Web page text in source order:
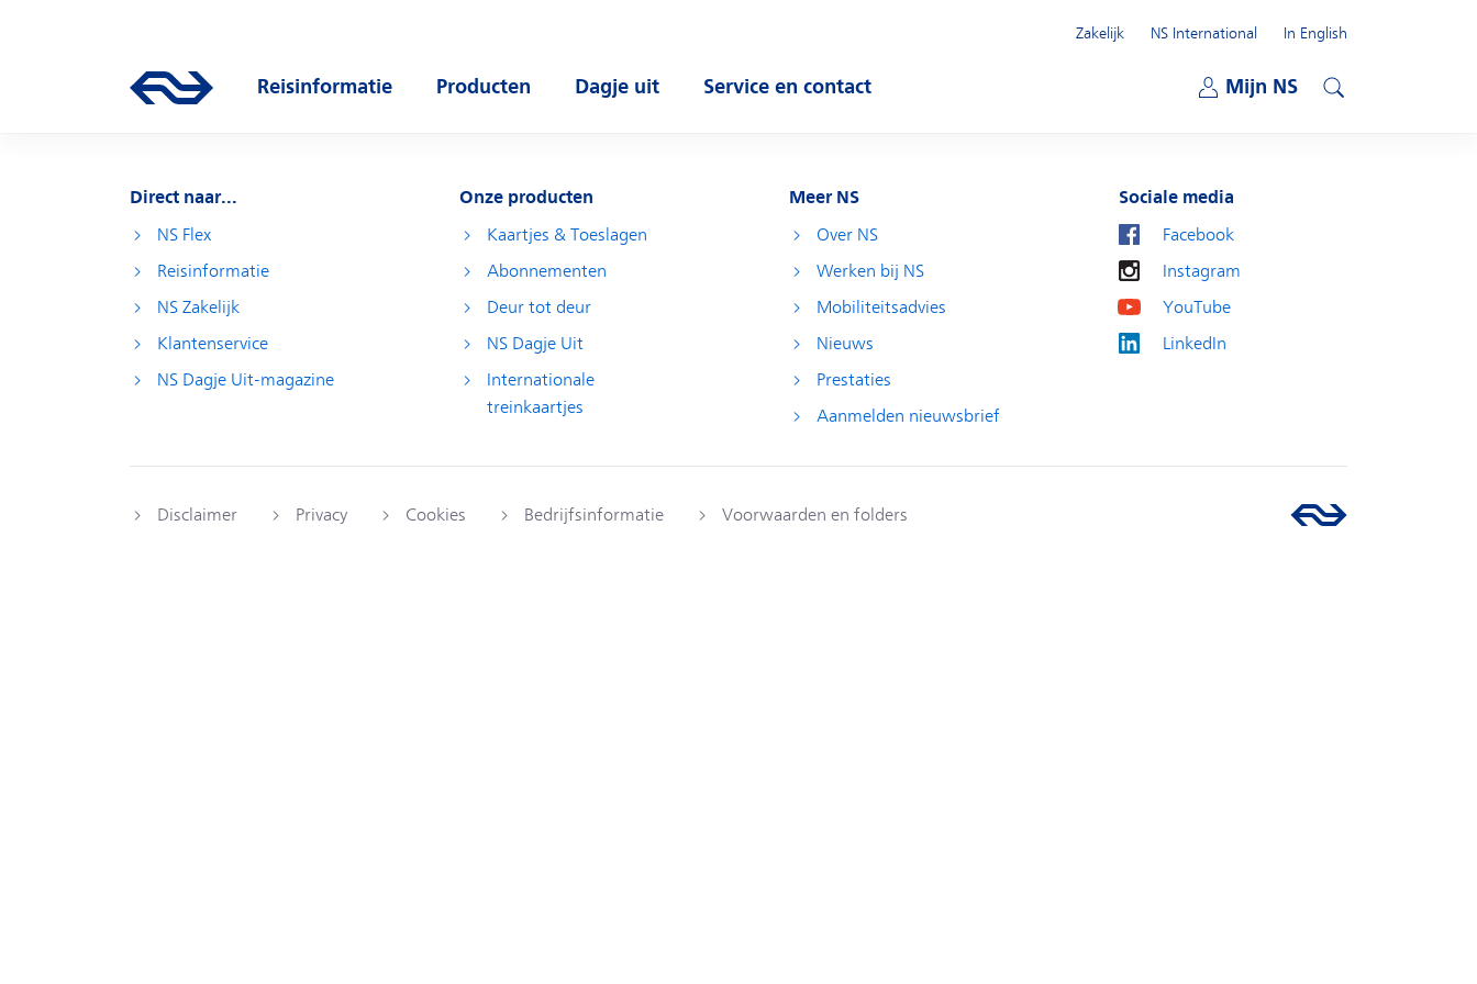
Ga naar de homepage van ns.nl
Reisinformatie
Producten
Dagje uit
Service en contact
Mijn NS
Zakelijk
NS International
In English
Direct naar...
NS Flex
Reisinformatie
NS Zakelijk
Klantenservice
NS Dagje Uit-magazine
Onze producten
Kaartjes & Toeslagen
Abonnementen
Deur tot deur
NS Dagje Uit
Internationale
treinkaartjes
Meer NS
Over NS
Werken bij NS
Mobiliteitsadvies
Nieuws
Prestaties
Aanmelden nieuwsbrief
Sociale media
Facebook
Instagram
YouTube
LinkedIn
Disclaimer Privacy Cookies Bedrijfsinformatie Voorwaarden en folders